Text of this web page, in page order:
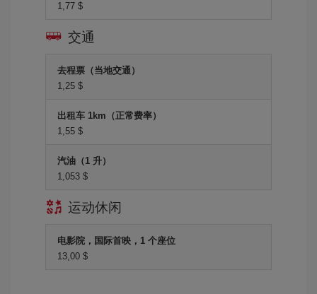
1,77 $
交通
去程票（当地交通）
1,25 $
出租车 1km（正常费率）
1,55 $
汽油（1 升）
1,053 $
运动休闲
电影院，国际首映，1 个座位
13,00 $